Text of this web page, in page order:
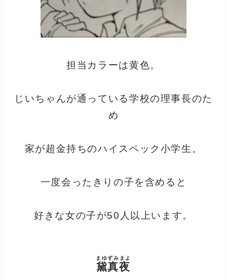
担当カラーは黄色。
じいちゃんが通っている学校の理事長のた
め
家が超金持ちのハイスペック小学生。
一度会ったきりの子を含めると
好きな女の子が50人以上います。
黛真夜
まゆずみまよ